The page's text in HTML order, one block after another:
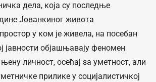
дела, која су последње
Јованкиног живота
у ком је живела, на посебан
јавности објашњавају феномен
личност, осећај за уметност, али
прилике у социјалистичкој